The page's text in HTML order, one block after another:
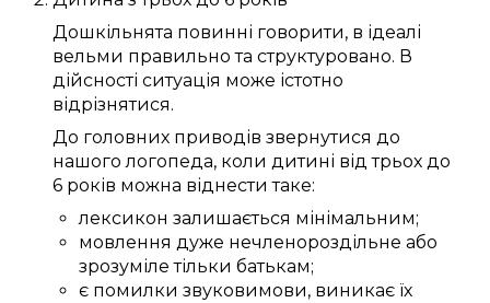
Дошкільнята повинні говорити, в ідеалі
вельми правильно та структуровано. В
дійсності ситуація може істотно
відрізнятися.
До головних приводів звернутися до
нашогологопеда, коли дитині від трьох до
6 років можна віднести таке:
лексикон залишається мінімальним;
мовлення дуже нечленороздільне або
зрозуміле тільки батькам;
є помилки звуковимови, виникає їх